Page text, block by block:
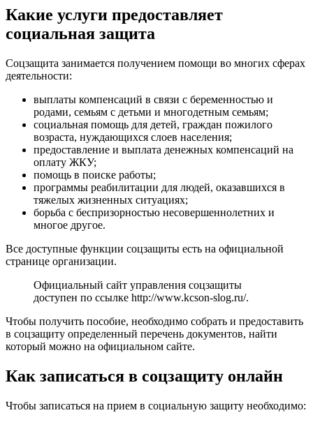
Какие услуги предоставляет
социальная защита
Соцзащита занимается получением помощи во многих сферах
деятельности:
выплаты компенсаций в связи с беременностью и
родами, семьям с детьми и многодетным семьям;
социальная помощь для детей, граждан пожилого
возраста, нуждающихся слоев населения;
предоставление и выплата денежных компенсаций на
оплату ЖКУ;
помощь в поиске работы;
программы реабилитации для людей, оказавшихся в
тяжелых жизненных ситуациях;
борьба с беспризорностью несовершеннолетних и
многое другое.
Все доступные функции соцзащиты есть на официальной
странице организации.
Официальный сайт управления соцзащиты
доступен по ссылке http://www.kcson-slog.ru/.
Чтобы получить пособие, необходимо собрать и предоставить
в соцзащиту определенный перечень документов, найти
который можно на официальном сайте.
Как записаться в соцзащиту онлайн
Чтобы записаться на прием в социальную защиту необходимо: